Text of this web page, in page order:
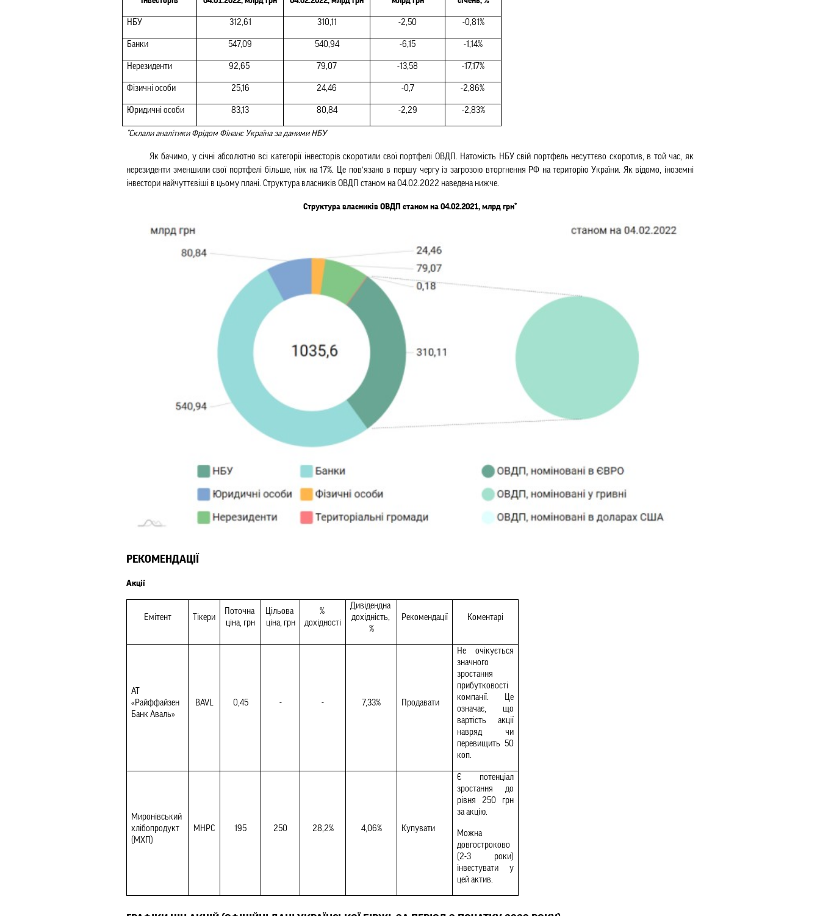
НБУ 312,61 310,11 -2,50 -0,81%
Банки 547,09 540,94 -6,15 -1,14%
Нерезиденти 92,65 79,07 -13,58 -17,17%
Фізичні особи 25,16 24,46 -0,7 -2,86%
Юридичні особи 83,13 80,84 -2,29 -2,83%
*Склали аналітики Фрідом Фінанс Україна за даними НБУ
Як бачимо, у січні абсолютно всі категорії інвесторів скоротили свої портфелі ОВДП. Натомість НБУ свій портфель несуттєво скоротив, в той час, як
нерезиденти зменшили свої портфелі більше, ніж на 17%. Це пов’язано в першу чергу із загрозою вторгнення РФ на територію України. Як відомо, іноземні
інвестори найчуттєвіші в цьому плані. Структура власників ОВДП станом на 04.02.2022 наведена нижче.
Структура власників ОВДП станом на 04.02.2021, млрд грн*
РЕКОМЕНДАЦІЇ
Акції
Емітент Тікери
Поточна
ціна, грн
Цільова
ціна, грн
%
дохідності
Дивідендна
дохідність,
%
Рекомендації Коментарі
АТ
«Райффайзен
Банк Аваль»
BAVL 0,45 - - 7,33% Продавати
Не очікується
значного
зростання
прибутковості
компанії. Це
означає, що
вартість акції
навряд чи
перевищить 50
коп.
Миронівський
хлібопродукт
(МХП)
MHPC 195 250 28,2% 4,06% Купувати
Є потенціал
зростання до
рівня 250 грн
за акцію.
Можна
довгостроково
(2-3 роки)
інвестувати у
цей актив.